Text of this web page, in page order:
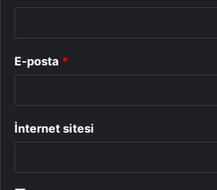
E-posta *
İnternet sitesi